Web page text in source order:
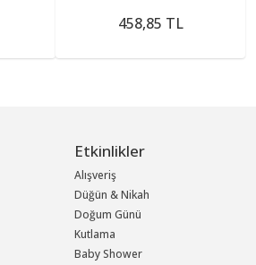
458,85 TL
Etkinlikler
Alışveriş
Düğün & Nikah
Doğum Günü
Kutlama
Baby Shower